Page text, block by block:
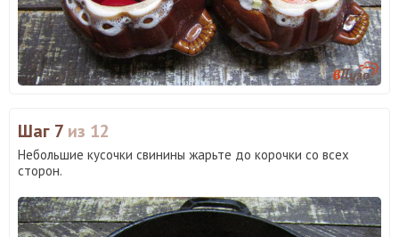
Шаг 7 из 12
Небольшие кусочки свинины жарьте до корочки со всех
сторон.